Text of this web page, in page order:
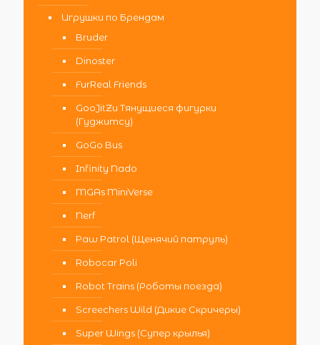
Игрушки по Брендам
Bruder
Dinoster
FurReal Friends
GooJitZu Тянущиеся фигурки
(Гуджитсу)
GoGo Bus
Infinity Nado
MGAs MiniVerse
Nerf
Paw Patrol (Щенячий патруль)
Robocar Poli
Robot Trains (Роботы поезда)
Screechers Wild (Дикие Скричеры)
Super Wings (Супер крылья)